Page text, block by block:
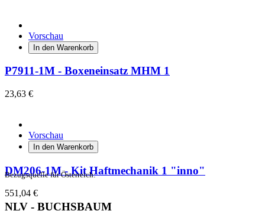
Vorschau
In den Warenkorb
P7911-1M - Boxeneinsatz MHM 1
23,63 €
Vorschau
In den Warenkorb
DM206-1M - Kit Haftmechanik 1 "inno"
551,04 €
Bezugsquelle für Österreich:
NLV - BUCHSBAUM